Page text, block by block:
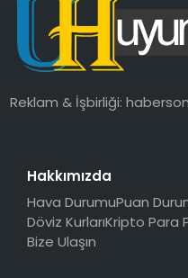
SAĞLIK
MAGAZIN
Reklam & İşbirliği:
Hakkımızda
Hava DurumuPuan
Döviz KurlarıKripto Para
Bize Ulaşın